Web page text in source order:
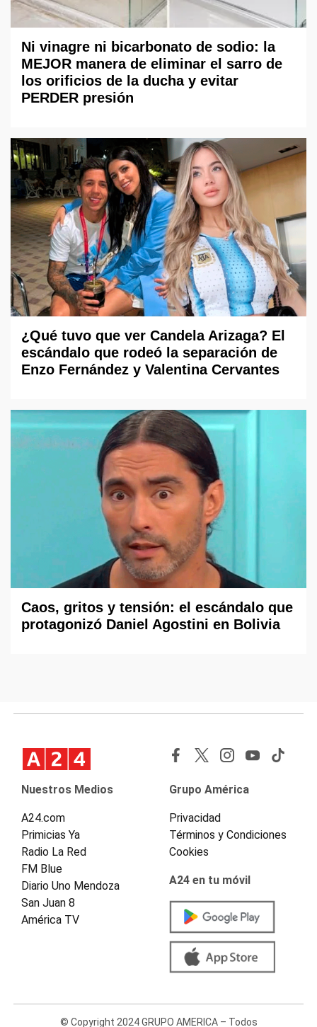
Ni vinagre ni bicarbonato de sodio: la
MEJOR manera de eliminar el sarro de
los orificios de la ducha y evitar
PERDER presión
¿Qué tuvo que ver Candela Arizaga? El
escándalo que rodeó la separación de
Enzo Fernández y Valentina Cervantes
Caos, gritos y tensión: el escándalo que
protagonizó Daniel Agostini en Bolivia
Nuestros Medios
A24.com
Primicias Ya
Radio La Red
FM Blue
Diario Uno Mendoza
San Juan 8
América TV
Grupo América
Privacidad
Términos y Condiciones
Cookies
A24 en tu móvil
© Copyright 2024 GRUPO AMERICA – Todos